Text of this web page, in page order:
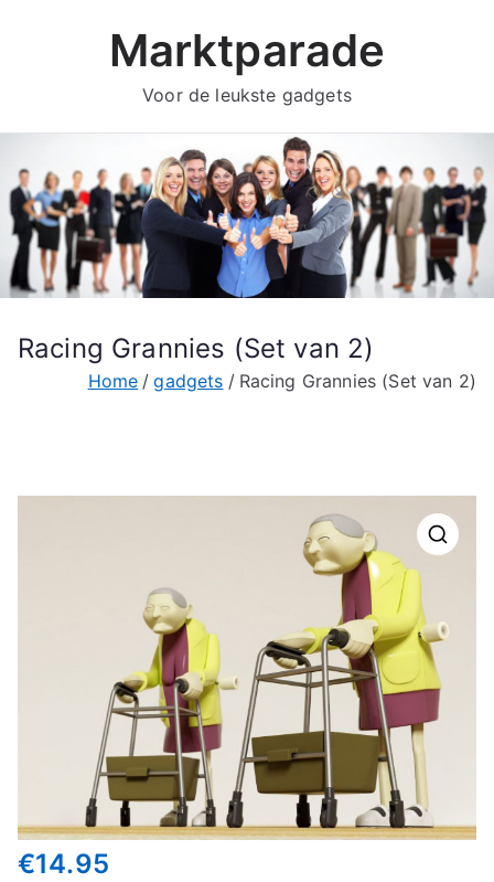
Marktparade
Voor de leukste gadgets
Racing Grannies (Set van 2)
Home gadgets Racing Grannies (Set van 2)
🔍
€14.95